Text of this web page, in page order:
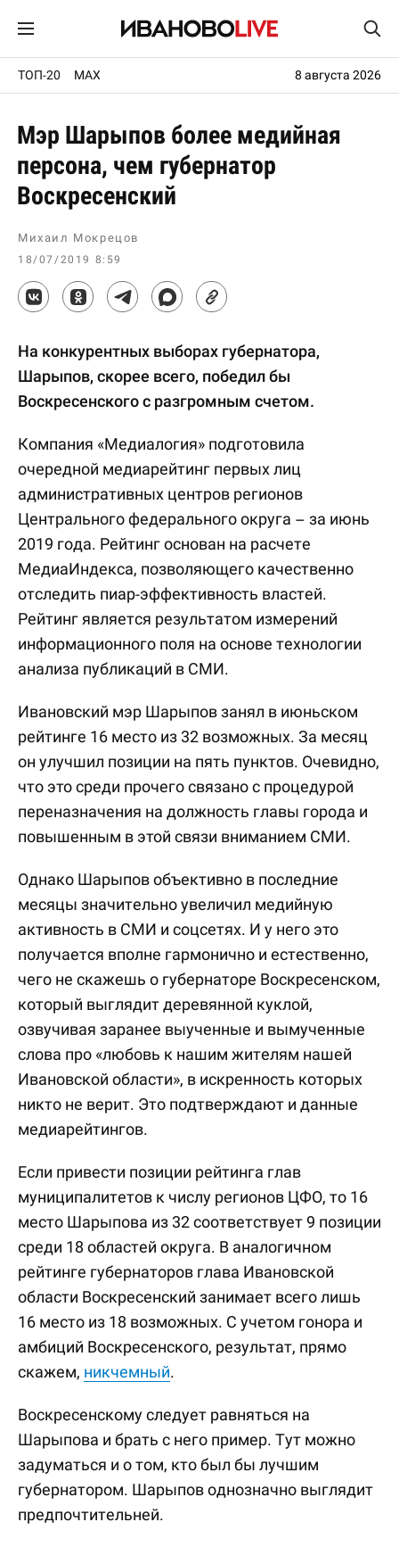
ТОП-20 MAX 8 августа 2026
Мэр Шарыпов более медийная
персона, чем губернатор
Воскресенский
Михаил Мокрецов
18/07/2019 8:59
На конкурентных выборах губернатора,
Шарыпов, скорее всего, победил бы
Воскресенского с разгромным счетом.
Компания «Медиалогия» подготовила
очередной медиарейтинг первых лиц
административных центров регионов
Центрального федерального округа – за июнь
2019 года. Рейтинг основан на расчете
МедиаИндекса, позволяющего качественно
отследить пиар-эффективность властей.
Рейтинг является результатом измерений
информационного поля на основе технологии
анализа публикаций в СМИ.
Ивановский мэр Шарыпов занял в июньском
рейтинге 16 место из 32 возможных. За месяц
он улучшил позиции на пять пунктов. Очевидно,
что это среди прочего связано с процедурой
переназначения на должность главы города и
повышенным в этой связи вниманием СМИ.
Однако Шарыпов объективно в последние
месяцы значительно увеличил медийную
активность в СМИ и соцсетях. И у него это
получается вполне гармонично и естественно,
чего не скажешь о губернаторе Воскресенском,
который выглядит деревянной куклой,
озвучивая заранее выученные и вымученные
слова про «любовь к нашим жителям нашей
Ивановской области», в искренность которых
никто не верит. Это подтверждают и данные
медиарейтингов.
Если привести позиции рейтинга глав
муниципалитетов к числу регионов ЦФО, то 16
место Шарыпова из 32 соответствует 9 позиции
среди 18 областей округа. В аналогичном
рейтинге губернаторов глава Ивановской
области Воскресенский занимает всего лишь
16 место из 18 возможных. С учетом гонора и
амбиций Воскресенского, результат, прямо
скажем, никчемный.
Воскресенскому следует равняться на
Шарыпова и брать с него пример. Тут можно
задуматься и о том, кто был бы лучшим
губернатором. Шарыпов однозначно выглядит
предпочтительней.